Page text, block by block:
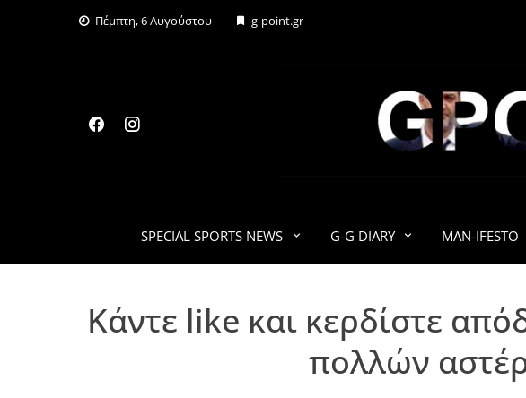
Πέμπτη, 6 Αυγούστου g-point.gr
SPECIAL SPORTS NEWS G-G DIARY MAN-IFESTO
Kάντε like και κερδίστε
πολλών